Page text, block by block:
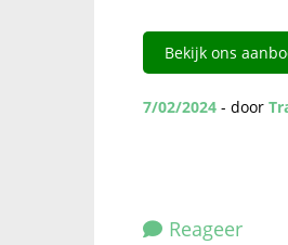
Bekijk ons
7/02/2024 - door
Reageer